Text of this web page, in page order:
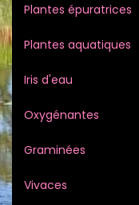
Plantes épuratrices
Plantes aquatiques
Iris d'eau
Oxygénantes
Graminées
Vivaces